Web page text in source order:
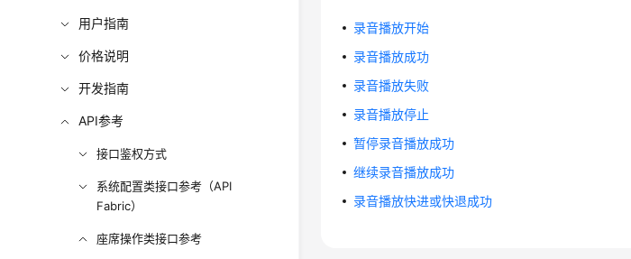
用户指南
价格说明
开发指南
API参考
接口鉴权方式
系统配置类接口参考（API
Fabric）
座席操作类接口参考
录音播放开始
录音播放成功
录音播放失败
录音播放停止
暂停录音播放成功
继续录音播放成功
录音播放快进或快退成功